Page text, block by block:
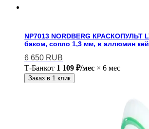
NP7013 NORDBERG КРАСКОПУЛЬТ
баком, сопло 1,3 мм, в аллюмин
6 650 RUB
Т-Банкот 1 109 ₽/мес × 6 мес
Заказ в 1 клик